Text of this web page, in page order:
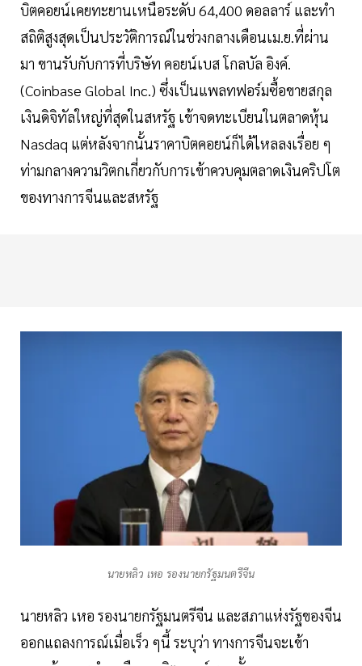
บิตคอยน์เคยทะยานเหนือระดับ 64,400 ดอลลาร์ และทำ
สถิติสูงสุดเป็นประวัติการณ์ในช่วงกลางเดือนเม.ย.ที่ผ่าน
มา ขานรับกับการที่บริษัท คอยน์เบส โกลบัล อิงค์.
(Coinbase Global Inc.) ซึ่งเป็นแพลทฟอร์มซื้อขายสกุล
เงินดิจิทัลใหญ่ที่สุดในสหรัฐ เข้าจดทะเบียนในตลาดหุ้น
Nasdaq แต่หลังจากนั้นราคาบิตคอยน์ก็ได้ไหลลงเรื่อย ๆ
ท่ามกลางความวิตกเกี่ยวกับการเข้าควบคุมตลาดเงินคริปโต
ของทางการจีนและสหรัฐ
นายหลิว เหอ รองนายกรัฐมนตรีจีน
นายหลิว เหอ รองนายกรัฐมนตรีจีน และสภาแห่งรัฐของจีน
ออกแถลงการณ์เมื่อเร็ว ๆนี้ ระบุว่า ทางการจีนจะเข้า